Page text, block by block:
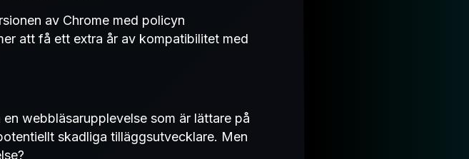
av Chrome med policyn
att få ett extra år av kompatibilitet med
webbläsarupplevelse som är lättare på
skadliga tilläggsutvecklare. Men